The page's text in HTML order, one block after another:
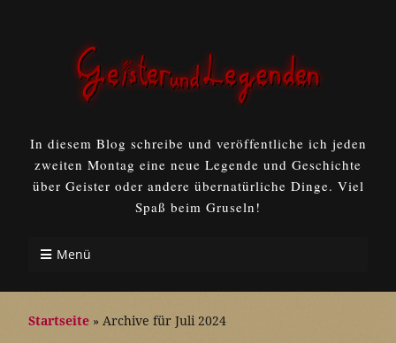
In diesem Blog schreibe und veröffentliche ich jeden
zweiten Montag eine neue Legende und Geschichte
über Geister oder andere übernatürliche Dinge. Viel
Spaß beim Gruseln!
Menü
Startseite » Archive für Juli 2024